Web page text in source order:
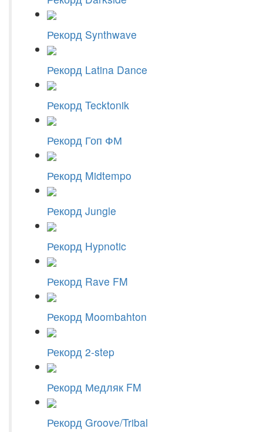
Рекорд Synthwave
Рекорд Latina Dance
Рекорд Tecktonik
Рекорд Гоп ФМ
Рекорд Midtempo
Рекорд Jungle
Рекорд Hypnotic
Рекорд Rave FM
Рекорд Moombahton
Рекорд 2-step
Рекорд Медляк FM
Рекорд Groove/Tribal